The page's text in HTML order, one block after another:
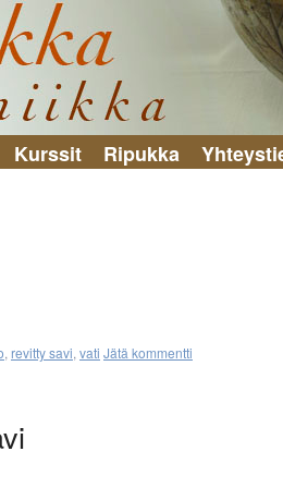
Kurssit Ripukka
, revitty savi, vati Jätä kommentti